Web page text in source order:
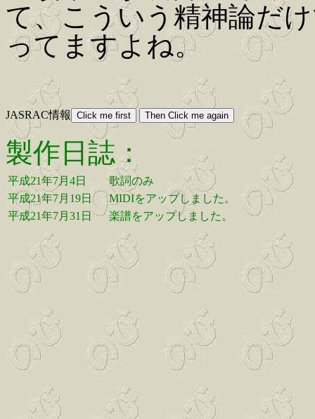
て、こういう精神論だ
ってますよね。
JASRAC情報
製作日誌：
平成21年7月4日
歌詞のみ
平成21年7月19日
MIDIをアップしました。
平成21年7月31日
楽譜をアップしました。